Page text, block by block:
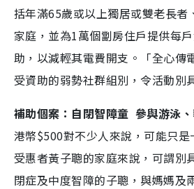
括年滿65歲或以上獨居或雙老長者
家庭，並為1萬個劏房住戶提供每
助，以減輕其電費開支。「全心傳
受資助的弱勢社群組別，令活動別
補助個案：自閉智障童 參與游泳
港幣$500對不少人來說，可能只
受惠者黃子聰的家庭來說，可謂別
閉症及中度智障的子聰，與媽媽及